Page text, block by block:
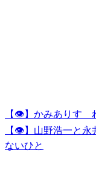
【👁】かみありす
【👁】山野浩一と永
ないひと